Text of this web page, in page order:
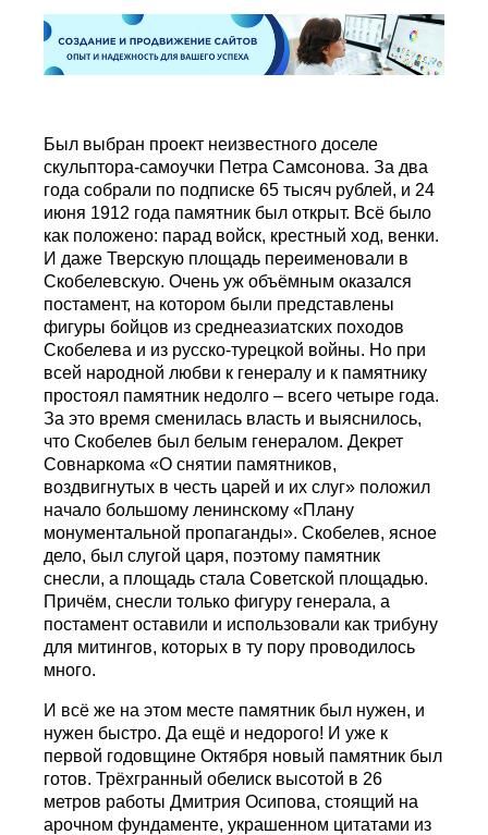
Был выбран проект неизвестного доселе
скульптора-самоучки Петра Самсонова. За два
года собрали по подписке 65 тысяч рублей, и 24
июня 1912 года памятник был открыт. Всё было
как положено: парад войск, крестный ход, венки.
И даже Тверскую площадь переименовали в
Скобелевскую. Очень уж объёмным оказался
постамент, на котором были представлены
фигуры бойцов из среднеазиатских походов
Скобелева и из русско-турецкой войны. Но при
всей народной любви к генералу и к памятнику
простоял памятник недолго – всего четыре года.
За это время сменилась власть и выяснилось,
что Скобелев был белым генералом. Декрет
Совнаркома «О снятии памятников,
воздвигнутых в честь царей и их слуг» положил
начало большому ленинскому «Плану
монументальной пропаганды». Скобелев, ясное
дело, был слугой царя, поэтому памятник
снесли, а площадь стала Советской площадью.
Причём, снесли только фигуру генерала, а
постамент оставили и использовали как трибуну
для митингов, которых в ту пору проводилось
много.
И всё же на этом месте памятник был нужен, и
нужен быстро. Да ещё и недорого! И уже к
первой годовщине Октября новый памятник был
готов. Трёхгранный обелиск высотой в 26
метров работы Дмитрия Осипова, стоящий на
арочном фундаменте, украшенном цитатами из